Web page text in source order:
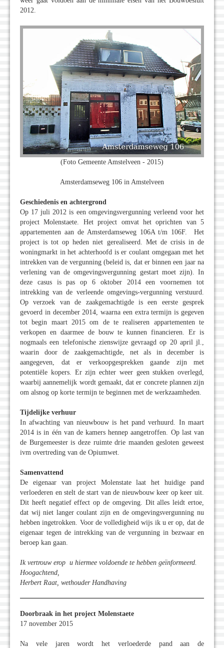
2012.
(Foto Gemeente Amstelveen - 2015)
Amsterdamseweg 106 in Amstelveen
Geschiedenis en achtergrond
Op 17 juli 2012 is een omgevingsvergunning verleend voor het
project Molenstaete. Het project omvat het oprichten van 5
appartementen aan de Amsterdamseweg 106A t/m 106F. Het
project is tot op heden niet gerealiseerd. Met de crisis in de
woningmarkt in het achterhoofd is er coulant omgegaan met het
intrekken van de vergunning (beleid is, dat er binnen een jaar na
verlening van de omgevingsvergunning gestart moet zijn). In
deze casus is pas op 6 oktober 2014 een voornemen tot
intrekking van de verleende omgevings-vergunning verstuurd.
Op verzoek van de zaakgemachtigde is een eerste gesprek
gevoerd in december 2014, waarna een extra termijn is gegeven
tot begin maart 2015 om de te realiseren appartementen te
verkopen en daarmee de bouw te kunnen financieren. Er is
nogmaals een telefonische zienswijze gevraagd op 20 april jl.,
waarin door de zaakgemachtigde, net als in december is
aangegeven, dat er verkoopgesprekken gaande zijn met
potentiële kopers. Er zijn echter weer geen stukken overlegd,
waarbij aannemelijk wordt gemaakt, dat er concrete plannen zijn
om alsnog op korte termijn te beginnen met de werkzaamheden.
Tijdelijke verhuur
In afwachting van nieuwbouw is het pand verhuurd. In maart
2014 is in één van de kamers hennep aangetroffen. Op last van
de Burgemeester is deze ruimte drie maanden gesloten geweest
ivm overtreding van de Opiumwet.
Samenvattend
De eigenaar van project Molenstate laat het huidige pand
verloederen en stelt de start van de nieuwbouw keer op keer uit.
Dit heeft negatief effect op de omgeving. Dit alles leidt ertoe,
dat wij niet langer coulant zijn en de omgevingsvergunning nu
hebben ingetrokken. Voor de volledigheid wijs ik u er op, dat de
eigenaar tegen de intrekking van de vergunning in bezwaar en
beroep kan gaan.
Ik vertrouw erop u hiermee voldoende te hebben geïnformeerd.
Hoogachtend,
Herbert Raat, wethouder Handhaving
Doorbraak in het project Molenstaete
17 november 2015
Na vele jaren wordt het verloederde pand aan de